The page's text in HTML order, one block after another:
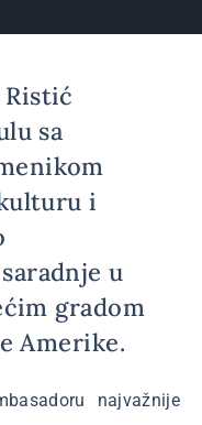
Ristić
sa
i
u
gradom
Amerike.
najvažnije